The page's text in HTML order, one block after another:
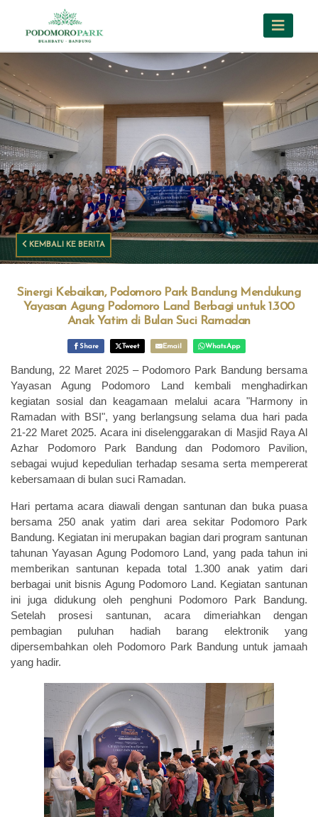
KEMBALI KE BERITA
Sinergi Kebaikan, Podomoro Park Bandung Mendukung
Yayasan Agung Podomoro Land Berbagi untuk 1.300
Anak Yatim di Bulan Suci Ramadan
Share Tweet Email WhatsApp
Bandung, 22 Maret 2025– Podomoro Park Bandung bersama
Yayasan Agung Podomoro Land kembali menghadirkan
kegiatan sosial dan keagamaan melalui acara "Harmony in
Ramadan with BSI", yang berlangsung selama dua hari pada
21-22 Maret 2025. Acara ini diselenggarakan di Masjid Raya Al
Azhar Podomoro Park Bandung dan Podomoro Pavilion,
sebagai wujud kepedulian terhadap sesama serta mempererat
kebersamaan di bulan suci Ramadan.
Hari pertama acara diawali dengan santunan dan buka puasa
bersama 250 anak yatim dari area sekitar Podomoro Park
Bandung. Kegiatan ini merupakan bagian dari program santunan
tahunan Yayasan Agung Podomoro Land, yang pada tahun ini
memberikan santunan kepada total 1.300 anak yatim dari
berbagai unit bisnis Agung Podomoro Land. Kegiatan santunan
ini juga didukung oleh penghuni Podomoro Park Bandung.
Setelah prosesi santunan, acara dimeriahkan dengan
pembagian puluhan hadiah barang elektronik yang
dipersembahkan oleh Podomoro Park Bandung untuk jamaah
yang hadir.